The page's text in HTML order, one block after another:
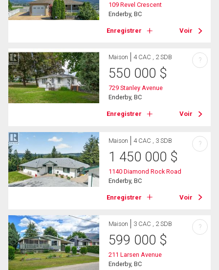
109 Revel Crescent
Enderby, BC
Enregistrer Voir
Maison 4 CAC , 2 SDB
550 000 $
729 Stanley Avenue
Enderby, BC
Enregistrer Voir
?
Maison 4 CAC , 3 SDB
1 450 000 $
1140 Diamond Rock Road
Enderby, BC
Enregistrer Voir
?
Maison 3 CAC , 2 SDB
599 000 $
211 Larsen Avenue
Enderby, BC
?